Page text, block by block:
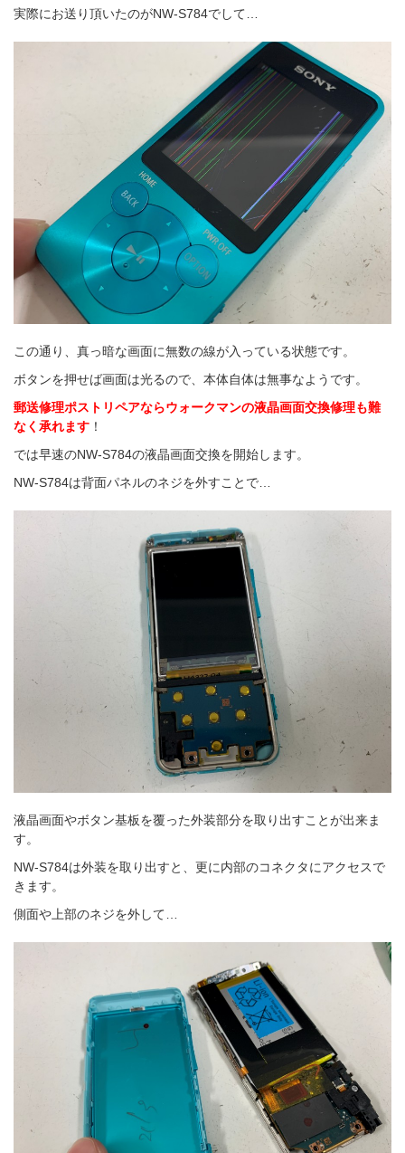
実際にお送り頂いたのがNW-S784でして…
この通り、真っ暗な画面に無数の線が入っている状態です。
ボタンを押せば画面は光るので、本体自体は無事なようです。
郵送修理ポストリペアならウォークマンの液晶画面交換修理も難
なく承れます ！
では早速のNW-S784の液晶画面交換を開始します。
NW-S784は背面パネルのネジを外すことで…
液晶画面やボタン基板を覆った外装部分を取り出すことが出来ま
す。
NW-S784は外装を取り出すと、更に内部のコネクタにアクセスで
きます。
側面や上部のネジを外して…